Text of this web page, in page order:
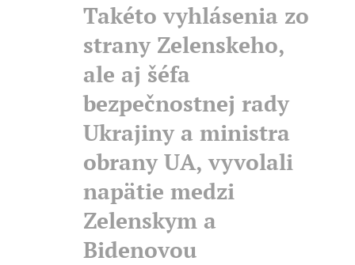
Takéto vyhlásenia zo
strany Zelenskeho,
ale aj šéfa
bezpečnostnej rady
Ukrajiny a ministra
obrany UA, vyvolali
napätie medzi
Zelenskym a
Bidenovou